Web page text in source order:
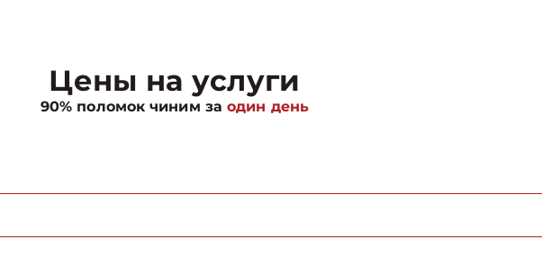
Цены на услуги
90% поломок чиним заодин день